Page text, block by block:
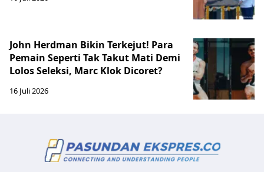
John Herdman Bikin Terkejut! Para
Pemain Seperti Tak Takut Mati Demi
Lolos Seleksi, Marc Klok Dicoret?
16 Juli 2026